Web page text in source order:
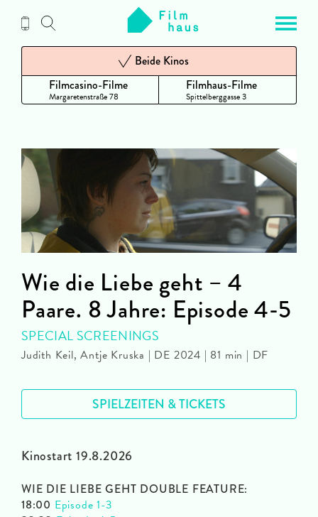
Inhalt
Filmcasino-Filme
Margaretenstraße 78
Beide Kinos
Filmhaus-Filme
Spittelberggasse 3
Kinostart 19.8.2026
WIE DIE LIEBE GEHT DOUBLE FEATURE:
18:00 Episode 1-3
Wie die Liebe geht – 4
Paare. 8 Jahre: Episode 4-5
SPECIAL SCREENINGS
Judith Keil, Antje Kruska | DE 2024 | 81 min | DF
SPIELZEITEN & TICKETS